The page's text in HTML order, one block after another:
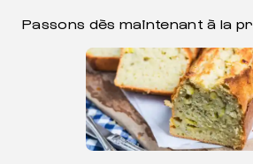
Passons dès maintenant à la